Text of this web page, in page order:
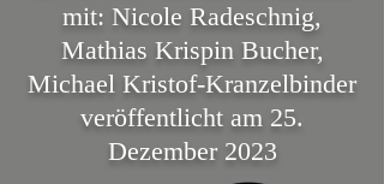
mit: Nicole Radeschnig,
Mathias Krispin Bucher,
Michael Kristof-Kranzelbinder
veröffentlicht am 25.
Dezember 2023